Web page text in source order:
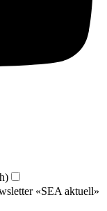
«SEA aktuell»